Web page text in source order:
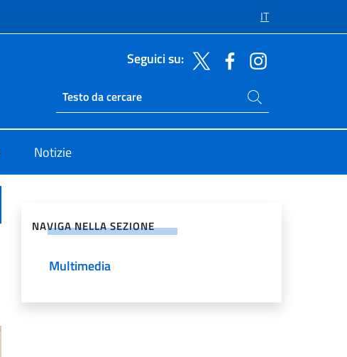
IT
Seguici su:
Ricerca sito live
Cerca nel sito
Notizie
NAVIGA NELLA SEZIONE
Multimedia